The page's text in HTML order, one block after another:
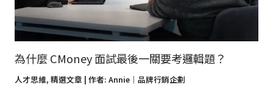
為什麼 CMoney 面試最後一關要考邏輯題？
人才思維, 精選文章 | 作者: Annie｜品牌行銷企劃